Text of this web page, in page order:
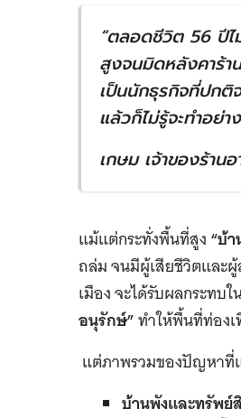
“ตลอดชีวิต 56 ปี
สูงจนมิดหลังคาร้า
เป็นนักธุรกิจที่ปกติ
แล้วก็ไม่รู้จะทำอย่า
เกษม เจ้าของร้าน
แม้แต่กระทั่งพื้นที่สูง“บ้า
ถล่ม ​จนมีผู้เสียชีวิตแล
เมือง จะได้รับผลกระทบ
อนุรักษ์”ทำให้พื้นที่ท่องเ
แต่ภาพรวมของปัญหาที่
บ้านพังและทรัพย์